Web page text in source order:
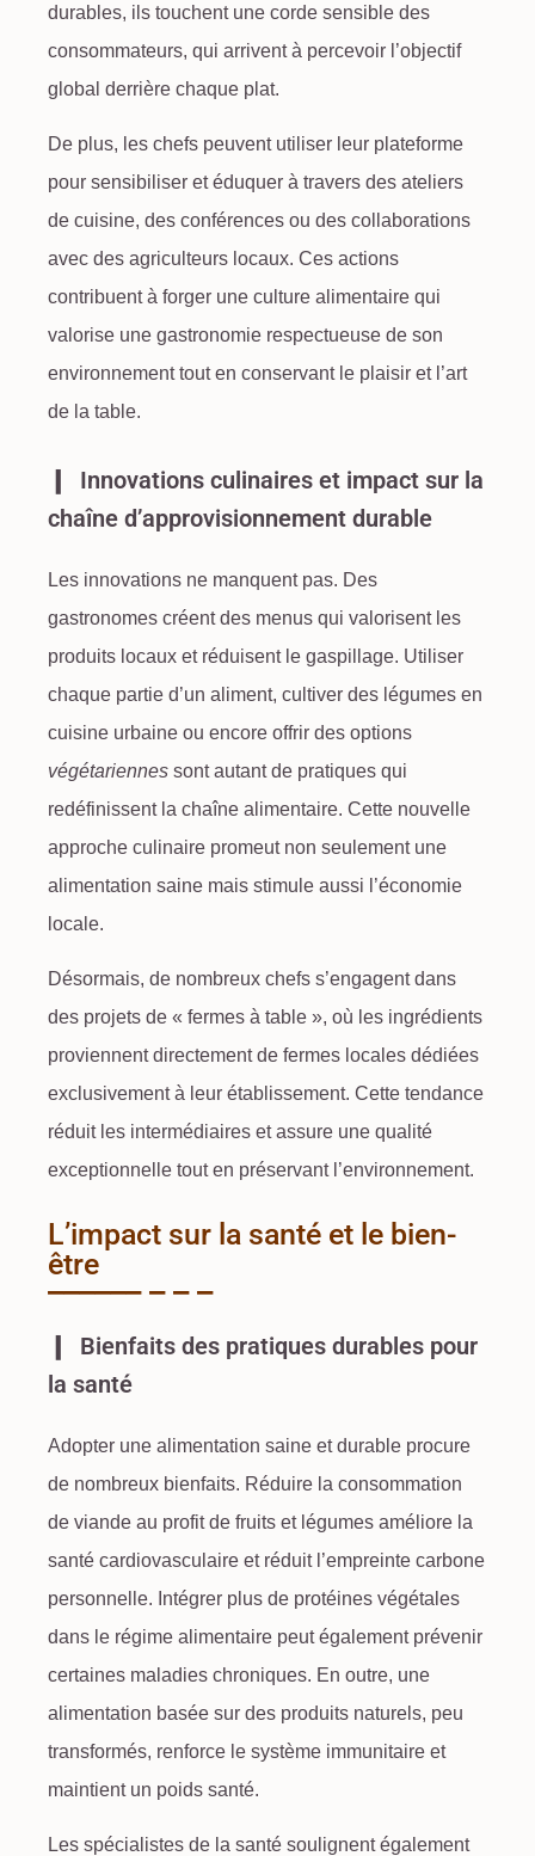
durables, ils touchent une corde sensible des
consommateurs, qui arrivent à percevoir l’objectif
global derrière chaque plat.
De plus, les chefs peuvent utiliser leur plateforme
pour sensibiliser et éduquer à travers des ateliers
de cuisine, des conférences ou des collaborations
avec des agriculteurs locaux. Ces actions
contribuent à forger une culture alimentaire qui
valorise une gastronomie respectueuse de son
environnement tout en conservant le plaisir et l’art
de la table.
Innovations culinaires et impact sur la
chaîne d’approvisionnement durable
Les innovations ne manquent pas. Des
gastronomes créent des menus qui valorisent les
produits locaux et réduisent le gaspillage. Utiliser
chaque partie d’un aliment, cultiver des légumes en
cuisine urbaine ou encore offrir des options
végétariennes sont autant de pratiques qui
redéfinissent la chaîne alimentaire. Cette nouvelle
approche culinaire promeut non seulement une
alimentation saine mais stimule aussi l’économie
locale.
Désormais, de nombreux chefs s’engagent dans
des projets de « fermes à table », où les ingrédients
proviennent directement de fermes locales dédiées
exclusivement à leur établissement. Cette tendance
réduit les intermédiaires et assure une qualité
exceptionnelle tout en préservant l’environnement.
L’impact sur la santé et le bien-
être
Bienfaits des pratiques durables pour
la santé
Adopter une alimentation saine et durable procure
de nombreux bienfaits. Réduire la consommation
de viande au profit de fruits et légumes améliore la
santé cardiovasculaire et réduit l’empreinte carbone
personnelle. Intégrer plus de protéines végétales
dans le régime alimentaire peut également prévenir
certaines maladies chroniques. En outre, une
alimentation basée sur des produits naturels, peu
transformés, renforce le système immunitaire et
maintient un poids santé.
Les spécialistes de la santé soulignent également